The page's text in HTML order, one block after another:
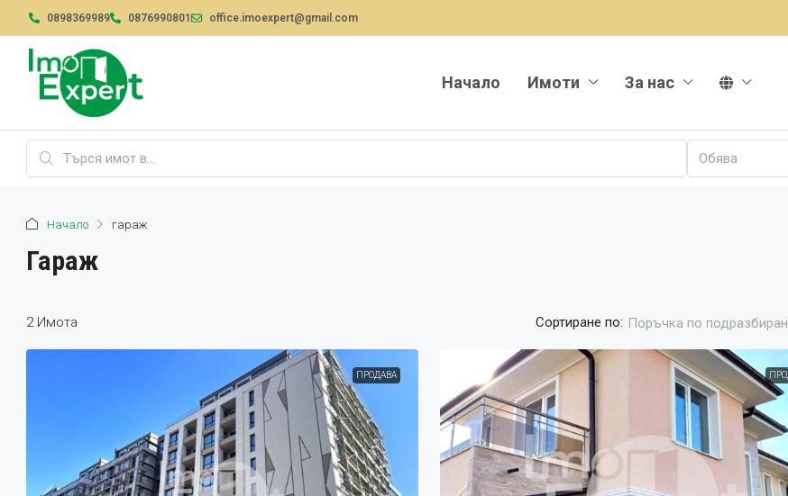
0898369989 0876990801 office.imoexpert@gmail.com
Начало Имоти За нас
Обява
Начало гараж
Гараж
2 Имотa Сортиране по: Поръчка по
ПРОДАВА